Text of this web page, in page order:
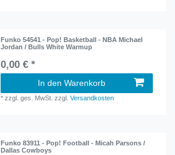
Funko 54541 - Pop! Basketball - NBA Michael
Jordan / Bulls White Warmup
0,00 € *
In den Warenkorb
*zzgl. ges. MwSt. zzgl.Versandkosten
Funko 83911 - Pop! Football - Micah Parsons /
Dallas Cowboys